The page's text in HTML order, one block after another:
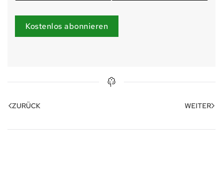
Kostenlos abonnieren
ZURÜCK WEITER